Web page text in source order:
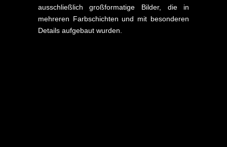
ausschließlich großformatige Bilder, die in
mehreren Farbschichten und mit besonderen
Details aufgebaut wurden.